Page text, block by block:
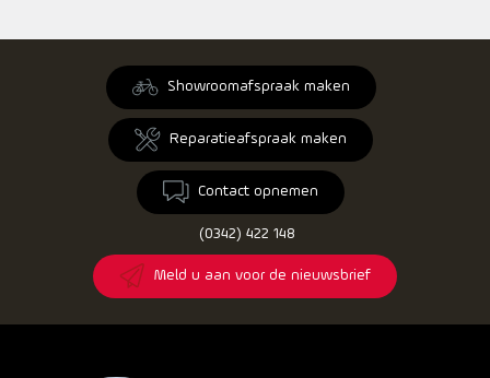
Showroomafspraak maken
Reparatieafspraak maken
Contact opnemen
(0342) 422 148
Meld u aan voor de nieuwsbrief